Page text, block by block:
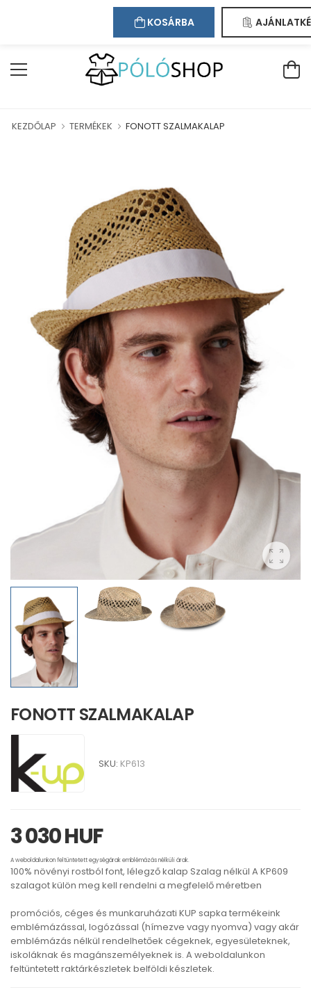
ÜDVÖZÖLJÜK WEBÁRUHÁZUNKBAN!
Kapcsolat Regisztráció
KEZDŐLAP TERMÉKEK FONOTT SZALMAKALAP
FONOTT SZALMAKALAP
SKU: KP613
3 030 HUF
A weboldalunkon feltüntetett egységárak emblémázás nélküli árak.
100% növényi rostból font, lélegző kalap Szalag nélkül A KP609
szalagot külön meg kell rendelni a megfelelő méretben
promóciós, céges és munkaruházati KUP sapka termékeink
emblémázással, logózással (hímezve vagy nyomva) vagy akár
emblémázás nélkül rendelhetőek cégeknek, egyesületeknek,
iskoláknak és magánszemélyeknek is. A weboldalunkon
feltüntetett raktárkészletek belföldi készletek.
KOSÁRBA